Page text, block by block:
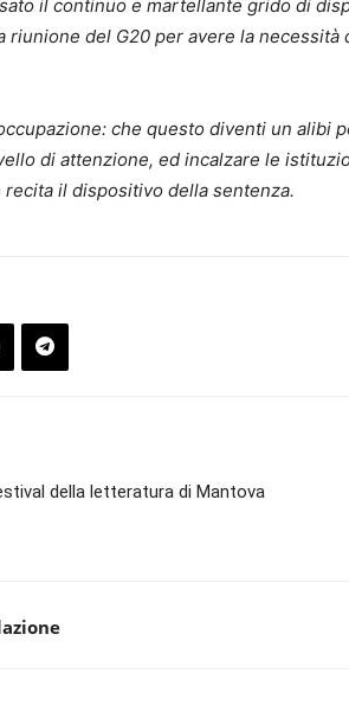
il continuo e martellante grido di
riunione del G20 per avere la
che questo diventi un alibi
di attenzione, ed incalzare le
il dispositivo della sentenza.
della letteratura di Mantova